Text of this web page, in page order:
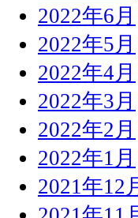
2022年6月
2022年5月
2022年4月
2022年3月
2022年2月
2022年1月
2021年12